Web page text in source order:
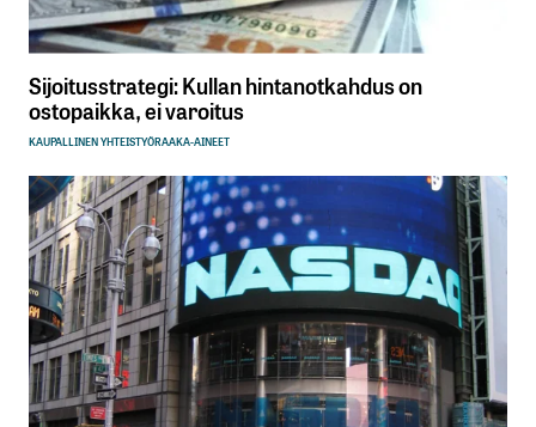
Sijoitusstrategi: Kullan hintanotkahdus on
ostopaikka, ei varoitus
KAUPALLINEN YHTEISTYÖRAAKA-AINEET